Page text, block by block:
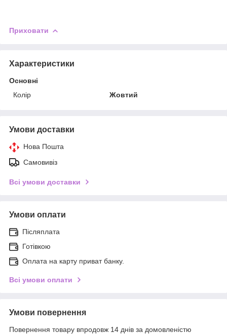
Приховати
Характеристики
Основні
Колір
Жовтий
Умови доставки
Нова Пошта
Самовивіз
Всі умови доставки
Умови оплати
Післяплата
Готівкою
Оплата на карту приват банку.
Всі умови оплати
Умови повернення
Повернення товару впродовж 14 днів за домовленістю